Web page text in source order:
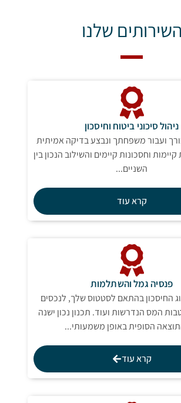
השירותים שלנו
ניהול סיכוני ביטוח וחיסכון
ועבור משפחתך ונבצע בדיקה אמיתית
וחסכונות קיימים והשילוב הנכון בין
השניים...
קרא עוד
פנסיה גמל והשתלמות
החיסכון בהתאם לסטטוס שלך, לנכסים
המס הנדרשות ועוד. תכנון נכון ישנה
הסופית באופן משמעותי...
קרא עוד